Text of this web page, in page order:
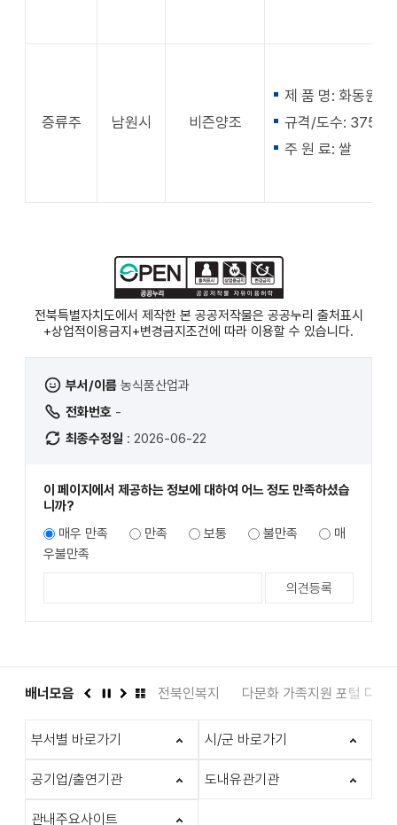
증류주 남원시 비즌양조
제 품 명: 화동원42
규격/도수:
주 원 료: 쌀
전북특별자치도에서 제작한 본 공공저작물은 공공누리 출처표시
+상업적이용금지+변경금지 조건에 따라 이용할 수 있습니다.
부서/이름 농식품산업과
전화번호 -
최종수정일 : 2026-06-22
이 페이지에서 제공하는 정보에 대하여 어느 정도 만족하셨습
니까?
매우 만족
만족 보통 불만족
매
우불만족
배너모음
서관 인권상담 1331 전북인복지 다문화 가족지원 포털 다누
부서별 바로가기 시/군 바로가기
공기업/출연기관 도내유관기관
관내주요사이트